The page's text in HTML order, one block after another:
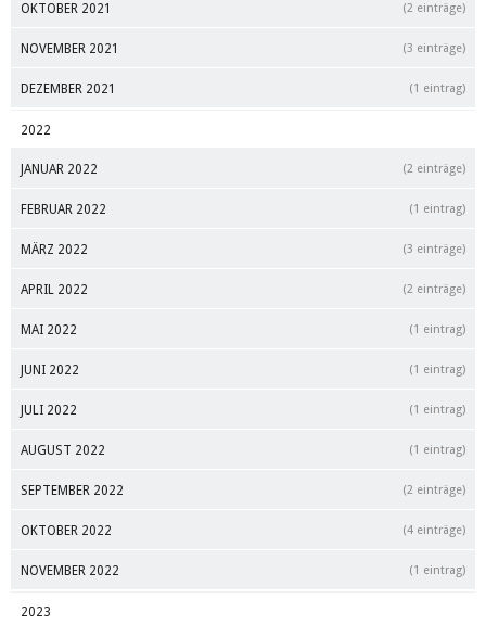
OKTOBER 2021 (2 einträge)
NOVEMBER 2021 (3 einträge)
DEZEMBER 2021 (1 eintrag)
2022
JANUAR 2022 (2 einträge)
FEBRUAR 2022 (1 eintrag)
MÄRZ 2022 (3 einträge)
APRIL 2022 (2 einträge)
MAI 2022 (1 eintrag)
JUNI 2022 (1 eintrag)
JULI 2022 (1 eintrag)
AUGUST 2022 (1 eintrag)
SEPTEMBER 2022 (2 einträge)
OKTOBER 2022 (4 einträge)
NOVEMBER 2022 (1 eintrag)
2023